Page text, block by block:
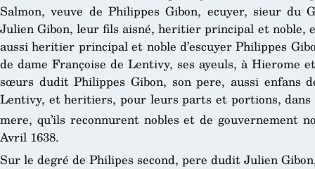
Salmon, veuve de Philippes Gibon, ecuyer, sieur du
Julien Gibon, leur fils aisné, heritier principal et noble,
aussi heritier principal et noble d’escuyer Philippes
de dame Françoise de Lentivy, ses ayeuls, à Hierome
sœurs dudit Philippes Gibon, son pere, aussi enfans
Lentivy, et heritiers, pour leurs parts et portions, dans
mere, qu’ils reconnurent nobles et de gouvernement
Avril 1638.
Sur le degré de Philipes second, pere dudit Julien